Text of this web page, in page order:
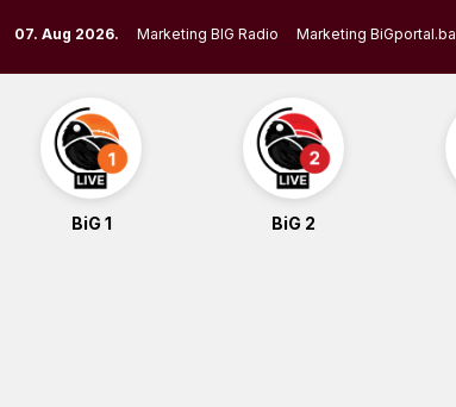
to
content
07. Aug 2026. Marketing BIG Radio Marketing BiGportal.ba
BiG 1 BiG 2